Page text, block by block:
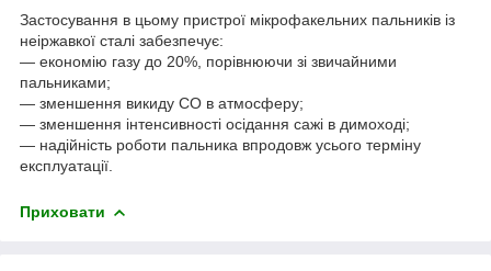
Застосування в цьому пристрої мікрофакельних пальників із
неіржавкої сталі забезпечує:
— економію газу до 20%, порівнюючи зі звичайними
пальниками;
— зменшення викиду СО в атмосферу;
— зменшення інтенсивності осідання сажі в димоході;
— надійність роботи пальника впродовж усього терміну
експлуатації.
Приховати